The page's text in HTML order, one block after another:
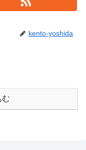
kento-yoshida
む